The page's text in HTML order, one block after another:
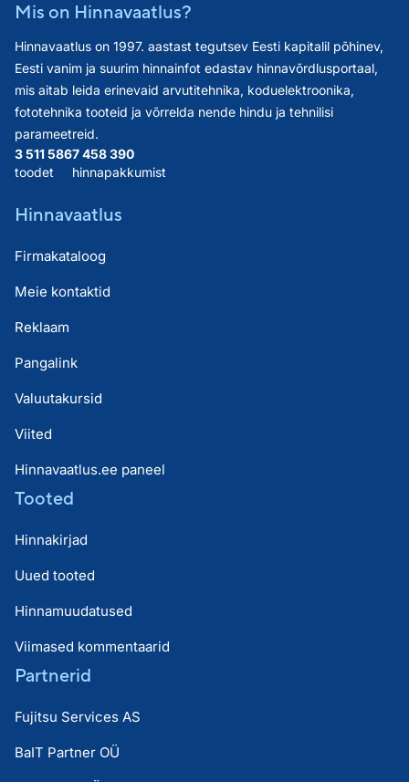
Mis on Hinnavaatlus?
Hinnavaatlus on 1997. aastast tegutsev Eesti kapitalil põhinev,
Eesti vanim ja suurim hinnainfot edastav hinnavõrdlusportaal,
mis aitab leida erinevaid arvutitehnika, koduelektroonika,
fototehnika tooteid ja võrrelda nende hindu ja tehnilisi
parameetreid.
3 511 586
toodet
7 458 390
hinnapakkumist
Hinnavaatlus
Firmakataloog
Meie kontaktid
Reklaam
Pangalink
Valuutakursid
Viited
Hinnavaatlus.ee paneel
Tooted
Hinnakirjad
Uued tooted
Hinnamuudatused
Viimased kommentaarid
Partnerid
Fujitsu Services AS
BaIT Partner OÜ